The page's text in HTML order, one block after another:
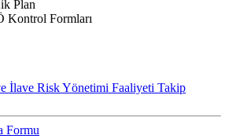
Plan
Kontrol Formları
İlave Risk Yönetimi Faaliyeti Takip
Formu